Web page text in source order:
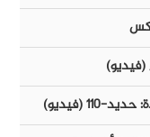
(فيديو)
(فيديو)